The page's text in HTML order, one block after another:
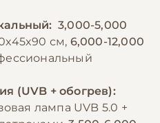
пьют из стоячих
необходимо
систему или
листьев
местах
естественное
следить за
крупные
опасны для
можно периодически
3,000-5,000
см, 6,000-12,000
(UVB + обогрев):
лампа UVB 5.0 +